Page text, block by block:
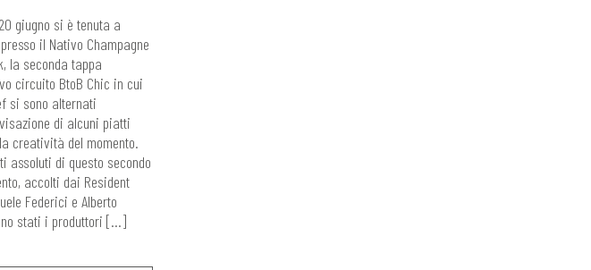
giugno si è tenuta a
il Nativo Champagne
la seconda tappa
circuito BtoB Chic in cui
si sono alternati
di alcuni piatti
creatività del momento.
assoluti di questo secondo
accolti dai Resident
Federici e Alberto
stati i produttori […]